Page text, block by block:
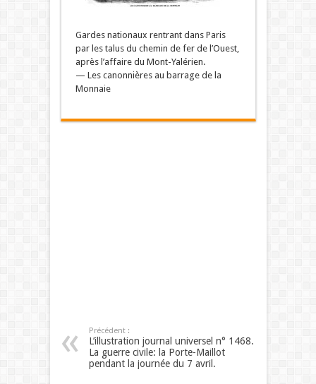
Gardes nationaux rentrant dans Paris
par les talus du chemin de fer de l’Ouest,
après l’affaire du Mont-Yalérien.
— Les canonnières au barrage de la
Monnaie
Précédent :
L’illustration journal universel n° 1468.
La guerre civile: la Porte-Maillot
pendant la journée du 7 avril.